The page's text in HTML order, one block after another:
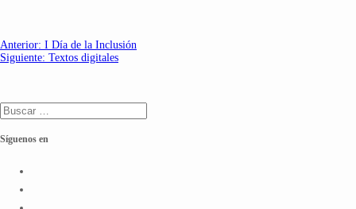
Navegación
de
Anterior: Entrada
anterior:
I Día de la Inclusión
Siguiente: Siguiente
Textos digitales
Buscar:
Síguenos en